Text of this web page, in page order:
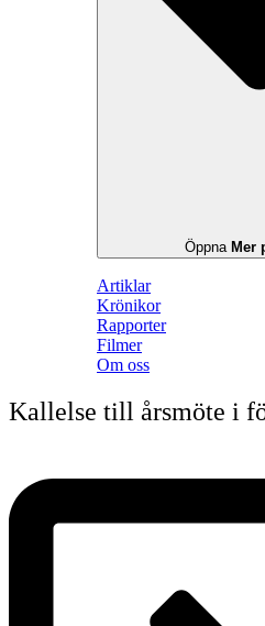
Öppna Mer
Artiklar
Krönikor
Rapporter
Filmer
Om oss
Kallelse till årsmöte i